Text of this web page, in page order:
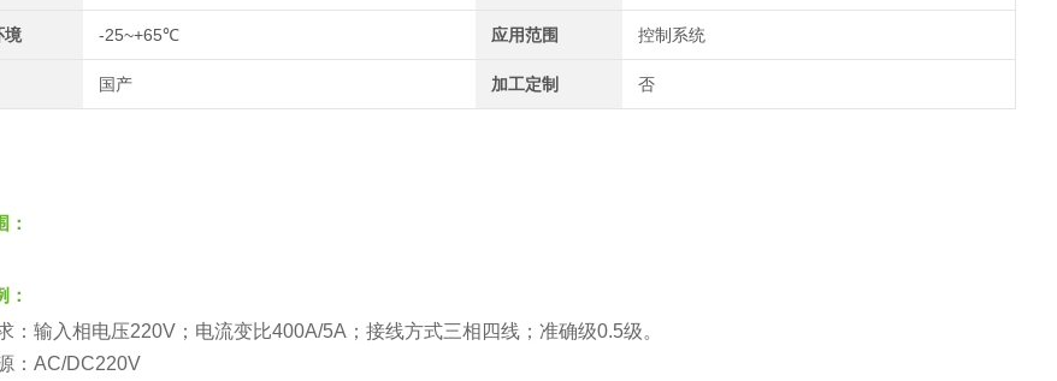
境 -25~+65℃ 应用范围 控制系统
国产 加工定制 否
：
：
：输入相电压220V；电流变比400A/5A；接线方式三相四线；准确级0.5级。
：AC/DC220V